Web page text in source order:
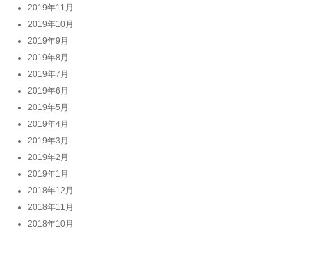
2019年11月
2019年10月
2019年9月
2019年8月
2019年7月
2019年6月
2019年5月
2019年4月
2019年3月
2019年2月
2019年1月
2018年12月
2018年11月
2018年10月